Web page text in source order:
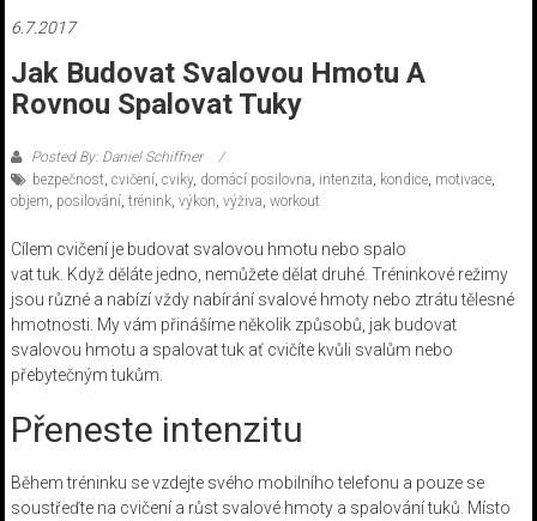
6.7.2017
Jak Budovat Svalovou Hmotu A
Rovnou Spalovat Tuky
Posted By: Daniel Schiffner
bezpečnost cvičení, cviky, domácí posilovna intenzita kondice, motivace,
objem posilování, trénink, výkon výživa workout
Cílem cvičení je budovat svalovou hmotu nebo spalo
vat tuk. Když děláte jedno, nemůžete dělat druhé. Tréninkové režimy
jsou různé a nabízí vždy nabírání svalové hmoty nebo ztrátu tělesné
hmotnosti. My vám přinášíme několik způsobů, jak budovat
svalovou hmotu a spalovat tuk ať cvičíte kvůli svalům nebo
přebytečným tukům.
Přeneste intenzitu
Během tréninku se vzdejte svého mobilního telefonu a pouze se
soustřeďte na cvičení a růst svalové hmoty a spalování tuků. Místo